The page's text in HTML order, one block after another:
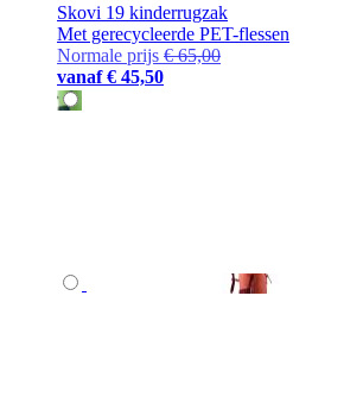
Skovi 19 kinderrugzak
Met gerecycleerde PET-flessen
Normale prijs € 65,00
vanaf € 45,50